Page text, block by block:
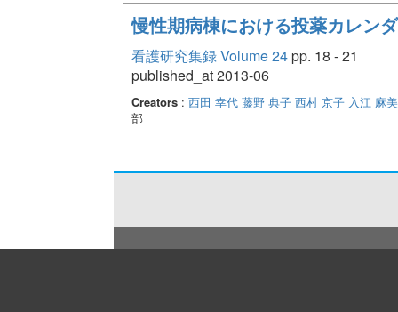
慢性期病棟における投薬カレン
看護研究集録 Volume 24pp. 18 - 21
published_at 2013-06
Creators: 西田 幸代 藤野 典子 西村 京子 入江 麻美
部